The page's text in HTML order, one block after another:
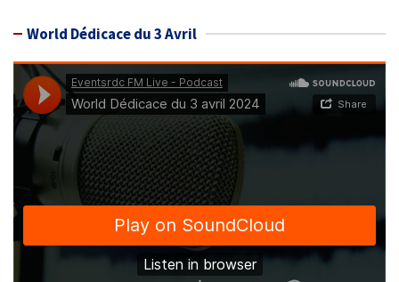
World Dédicace du 3 Avril